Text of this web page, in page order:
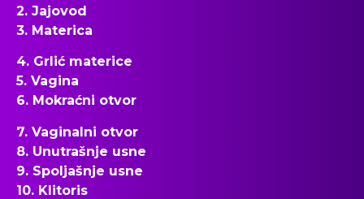
2. Jajovod
3. Materica
4. Grlić materice
5. Vagina
6. Mokraćni otvor
7. Vaginalni otvor
8. Unutrašnje usne
9. Spoljašnje usne
10. Klitoris